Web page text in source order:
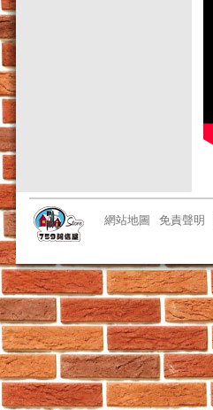
網站地圖 免責聲明